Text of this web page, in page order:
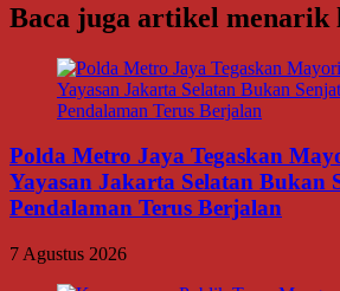
Baca juga artikel menarik
Polda Metro Jaya Tegaskan
Yayasan Jakarta Selatan Bukan
Pendalaman Terus Berjalan
7 Agustus 2026